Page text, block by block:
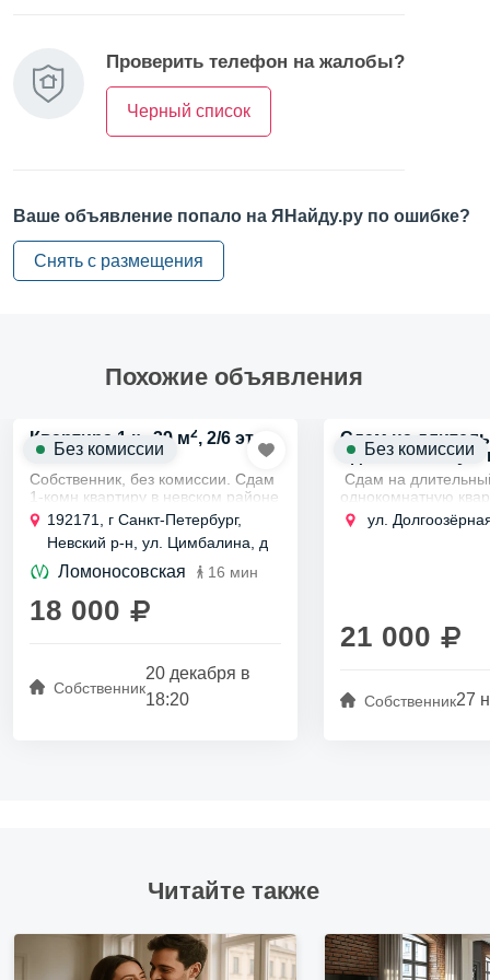
Удобства и подробности
Интернет
Мебель на кухне
Проверить телефон на жалобы?
Черный список
Ваше объявление попало на ЯНайду.ру по ошибке?
Снять с размещения
Похожие объявления
Квартира 1 к., 39 м2, 2/6 эт.
Собственник, без комиссии. Сдам
1-комн квартиру в невском районе
вблизи метро Ломоносовская по
адресу :Спб, Цимбалина у-л д. 23.
Без посредников Сдается на...
192171, г Санкт-Петербург,
Невский р-н, ул. Цимбалина, д
23Ломоносовская 16 мин
18 000
Собственник
20 декабря в
18:20
Без комиссии
Сдам на
однокомнатную
Сдам на
однокомнатную
адресу
)ответственному
ул.
21 000
Собственник27
Без комиссии
Читайте также